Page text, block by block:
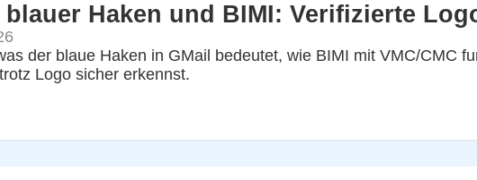
blauer Haken und BIMI: Verifizierte
der blaue Haken in GMail bedeutet, wie BIMI mit VMC/CMC
Logo sicher erkennst.